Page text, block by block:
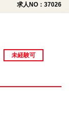
求人NO：37026
未経験可